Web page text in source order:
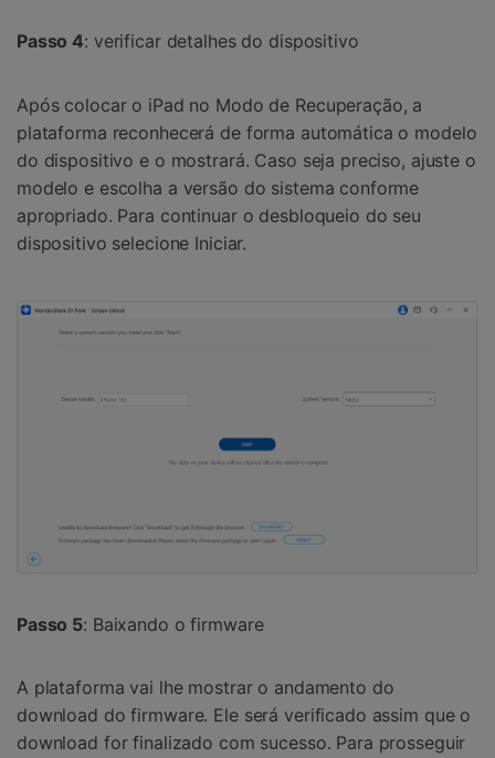
Passo 4: verificar detalhes do dispositivo
Após colocar o iPad no Modo de Recuperação, a
plataforma reconhecerá de forma automática o modelo
do dispositivo e o mostrará. Caso seja preciso, ajuste o
modelo e escolha a versão do sistema conforme
apropriado. Para continuar o desbloqueio do seu
dispositivo selecione Iniciar.
Passo 5: Baixando o firmware
A plataforma vai lhe mostrar o andamento do
download do firmware. Ele será verificado assim que o
download for finalizado com sucesso. Para prosseguir